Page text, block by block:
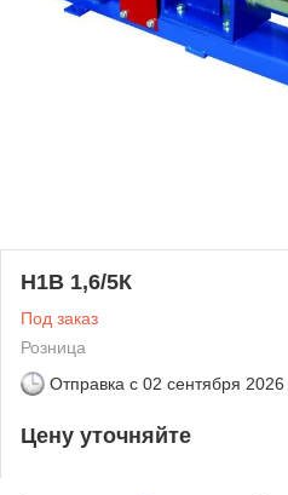
Н1В 1,6/5К
Под заказ
Розница
Отправка с 02 сентября 2026
Цену уточняйте